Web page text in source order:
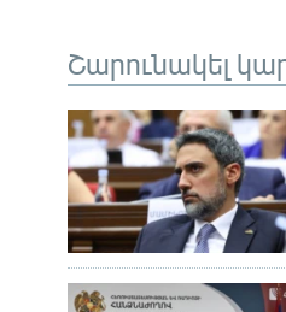
Շարունակել